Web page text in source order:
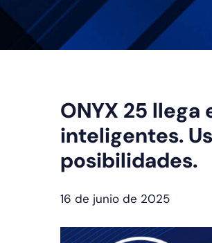
ONYX 25
inteligentes.
posibilidades.
16 de junio de 2025